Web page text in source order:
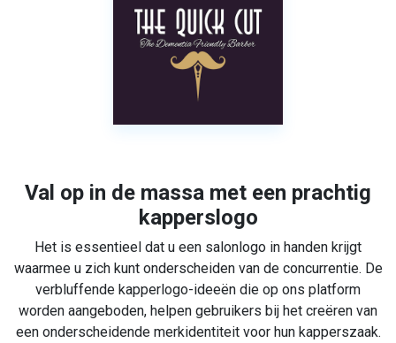
Val op in de massa met een prachtig
kapperslogo
Het is essentieel dat u een salonlogo in handen krijgt
waarmee u zich kunt onderscheiden van de concurrentie. De
verbluffende kapperlogo-ideeën die op ons platform
worden aangeboden, helpen gebruikers bij het creëren van
een onderscheidende merkidentiteit voor hun kapperszaak.